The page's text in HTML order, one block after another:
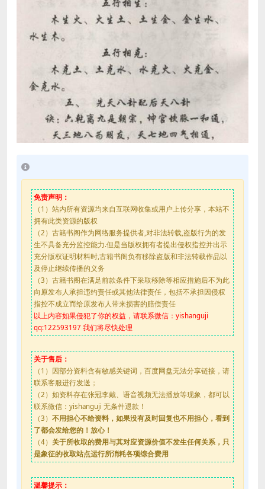
免责声明：
（1）站内所有资源均来自互联网收集或用户上传分享，本站不
拥有此类资源的版权
（2）古籍书阁作为网络服务提供者,对非法转载,盗版行为的发
生不具备充分监控能力.但是当版权拥有者提出侵权指控并出示
充分版权证明材料时,古籍书阁负有移除盗版和非法转载作品以
及停止继续传播的义务
（3）古籍书阁在满足前款条件下采取移除等相应措施后不为此
向原发布人承担违约责任或其他法律责任，包括不承担因侵权
指控不成立而给原发布人带来损害的赔偿责任
以上内容如果侵犯了你的权益，请联系微信：yishanguji
qq:122593197 我们将尽快处理
关于售后：
（1）因部分资料含有敏感关键词，百度网盘无法分享链接，请
联系客服进行发送；
（2）如资料存在张冠李戴、语音视频无法播放等现象，都可以
联系微信：yishanguji 无条件退款！
（3） 不用担心不给资料，如果没有及时回复也不用担心，看到
了都会发给您的！放心！
（4） 关于所收取的费用与其对应资源价值不发生任何关系，只
是象征的收取站点运行所消耗各项综合费用
温馨提示：